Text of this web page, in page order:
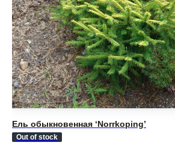
Ель обыкновенная ‘Norrkoping’
Out of stock